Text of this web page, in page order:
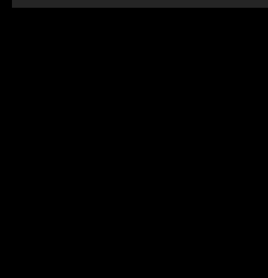
GKPS